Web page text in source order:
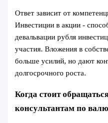
Ответ зависит от
Инвестиции в акции -
девальвации рубля
участия. Вложения в
больше усилий, но дают
долгосрочного роста.
Когда стоит
консультантам по